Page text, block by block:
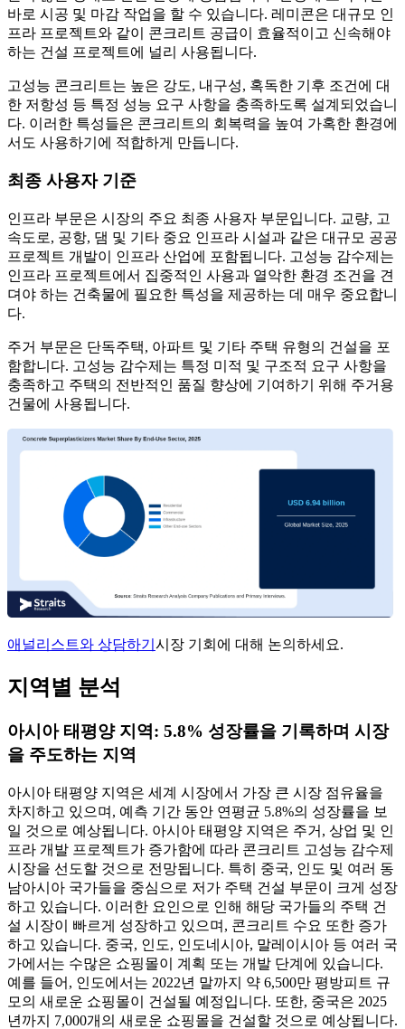
바로 시공 및 마감 작업을 할 수 있습니다. 레미콘은 대규모 인
프라 프로젝트와 같이 콘크리트 공급이 효율적이고 신속해야
하는 건설 프로젝트에 널리 사용됩니다.
고성능 콘크리트는 높은 강도, 내구성, 혹독한 기후 조건에 대
한 저항성 등 특정 성능 요구 사항을 충족하도록 설계되었습니
다. 이러한 특성들은 콘크리트의 회복력을 높여 가혹한 환경에
서도 사용하기에 적합하게 만듭니다.
최종 사용자 기준
인프라 부문은 시장의 주요 최종 사용자 부문입니다. 교량, 고
속도로, 공항, 댐 및 기타 중요 인프라 시설과 같은 대규모 공공
프로젝트 개발이 인프라 산업에 포함됩니다. 고성능 감수제는
인프라 프로젝트에서 집중적인 사용과 열악한 환경 조건을 견
뎌야 하는 건축물에 필요한 특성을 제공하는 데 매우 중요합니
다.
주거 부문은 단독주택, 아파트 및 기타 주택 유형의 건설을 포
함합니다. 고성능 감수제는 특정 미적 및 구조적 요구 사항을
충족하고 주택의 전반적인 품질 향상에 기여하기 위해 주거용
건물에 사용됩니다.
애널리스트와 상담하기 시장 기회에 대해 논의하세요.
지역별 분석
아시아 태평양 지역: 5.8% 성장률을 기록하며 시장
을 주도하는 지역
아시아 태평양 지역은 세계 시장에서 가장 큰 시장 점유율을
차지하고 있으며, 예측 기간 동안 연평균 5.8%의 성장률을 보
일 것으로 예상됩니다. 아시아 태평양 지역은 주거, 상업 및 인
프라 개발 프로젝트가 증가함에 따라 콘크리트 고성능 감수제
시장을 선도할 것으로 전망됩니다. 특히 중국, 인도 및 여러 동
남아시아 국가들을 중심으로 저가 주택 건설 부문이 크게 성장
하고 있습니다. 이러한 요인으로 인해 해당 국가들의 주택 건
설 시장이 빠르게 성장하고 있으며, 콘크리트 수요 또한 증가
하고 있습니다. 중국, 인도, 인도네시아, 말레이시아 등 여러 국
가에서는 수많은 쇼핑몰이 계획 또는 개발 단계에 있습니다.
예를 들어, 인도에서는 2022년 말까지 약 6,500만 평방피트 규
모의 새로운 쇼핑몰이 건설될 예정입니다. 또한, 중국은 2025
년까지 7,000개의 새로운 쇼핑몰을 건설할 것으로 예상됩니다.